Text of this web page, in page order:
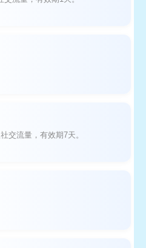
交流量，有效期7天。